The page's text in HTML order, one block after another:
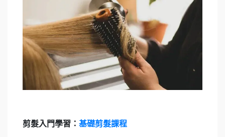
剪髮入門學習： 基礎剪髮課程